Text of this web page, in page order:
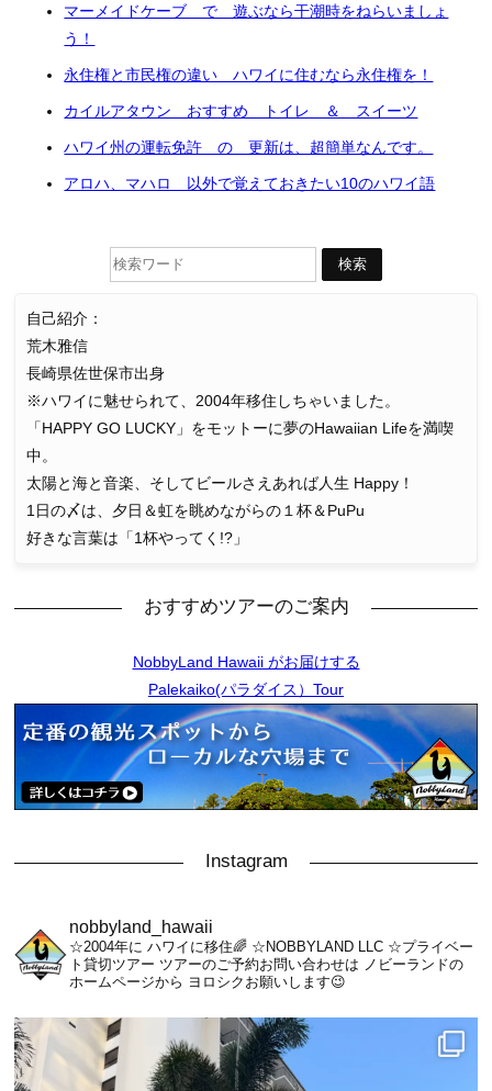
マーメイドケーブ で 遊ぶなら干潮時をねらいましょ
う！
永住権と市民権の違い ハワイに住むなら永住権を！
カイルアタウン おすすめ トイレ ＆ スイーツ
ハワイ州の運転免許 の 更新は、超簡単なんです。
アロハ、マハロ 以外で覚えておきたい10のハワイ語
自己紹介：
荒木雅信
長崎県佐世保市出身
※ハワイに魅せられて、2004年移住しちゃいました。
「HAPPY GO LUCKY」をモットーに夢のHawaiian Lifeを満喫
中。
太陽と海と音楽、そしてビールさえあれば人生 Happy！
1日の〆は、夕日＆虹を眺めながらの１杯＆PuPu
好きな言葉は「1杯やってく!?」
おすすめツアーのご案内
NobbyLand Hawaii がお届けする
Palekaiko(パラダイス）Tour
Instagram
nobbyland_hawaii
☆2004年に ハワイに移住🌈 ☆NOBBYLAND LLC ☆プライベー
ト貸切ツアー ツアーのご予約お問い合わせは ノビーランドの
ホームページから ヨロシクお願いします😉